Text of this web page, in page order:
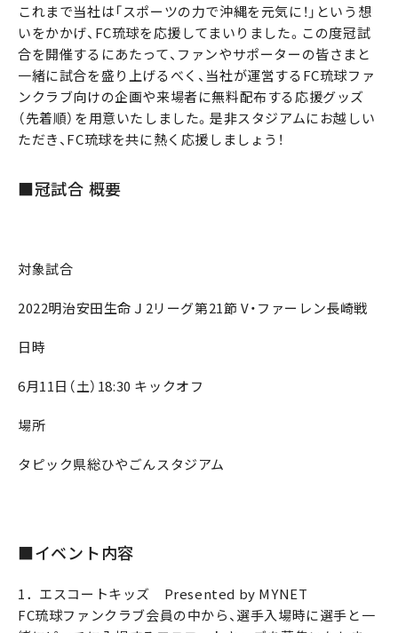
これまで当社は「スポーツの力で沖縄を元気に！」という想
いをかかげ、FC琉球を応援してまいりました。この度冠試
合を開催するにあたって、ファンやサポーターの皆さまと
一緒に試合を盛り上げるべく、当社が運営するFC琉球ファ
ンクラブ向けの企画や来場者に無料配布する応援グッズ
（先着順）を用意いたしました。是非スタジアムにお越しい
ただき、FC琉球を共に熱く応援しましょう！
■冠試合 概要
対象試合
2022明治安田生命Ｊ2リーグ第21節 V・ファーレン長崎戦
日時
6月11日（土）18:30 キックオフ
場所
タピック県総ひやごんスタジアム
■イベント内容
1．エスコートキッズ Presented by MYNET
FC琉球ファンクラブ会員の中から、選手入場時に選手と一